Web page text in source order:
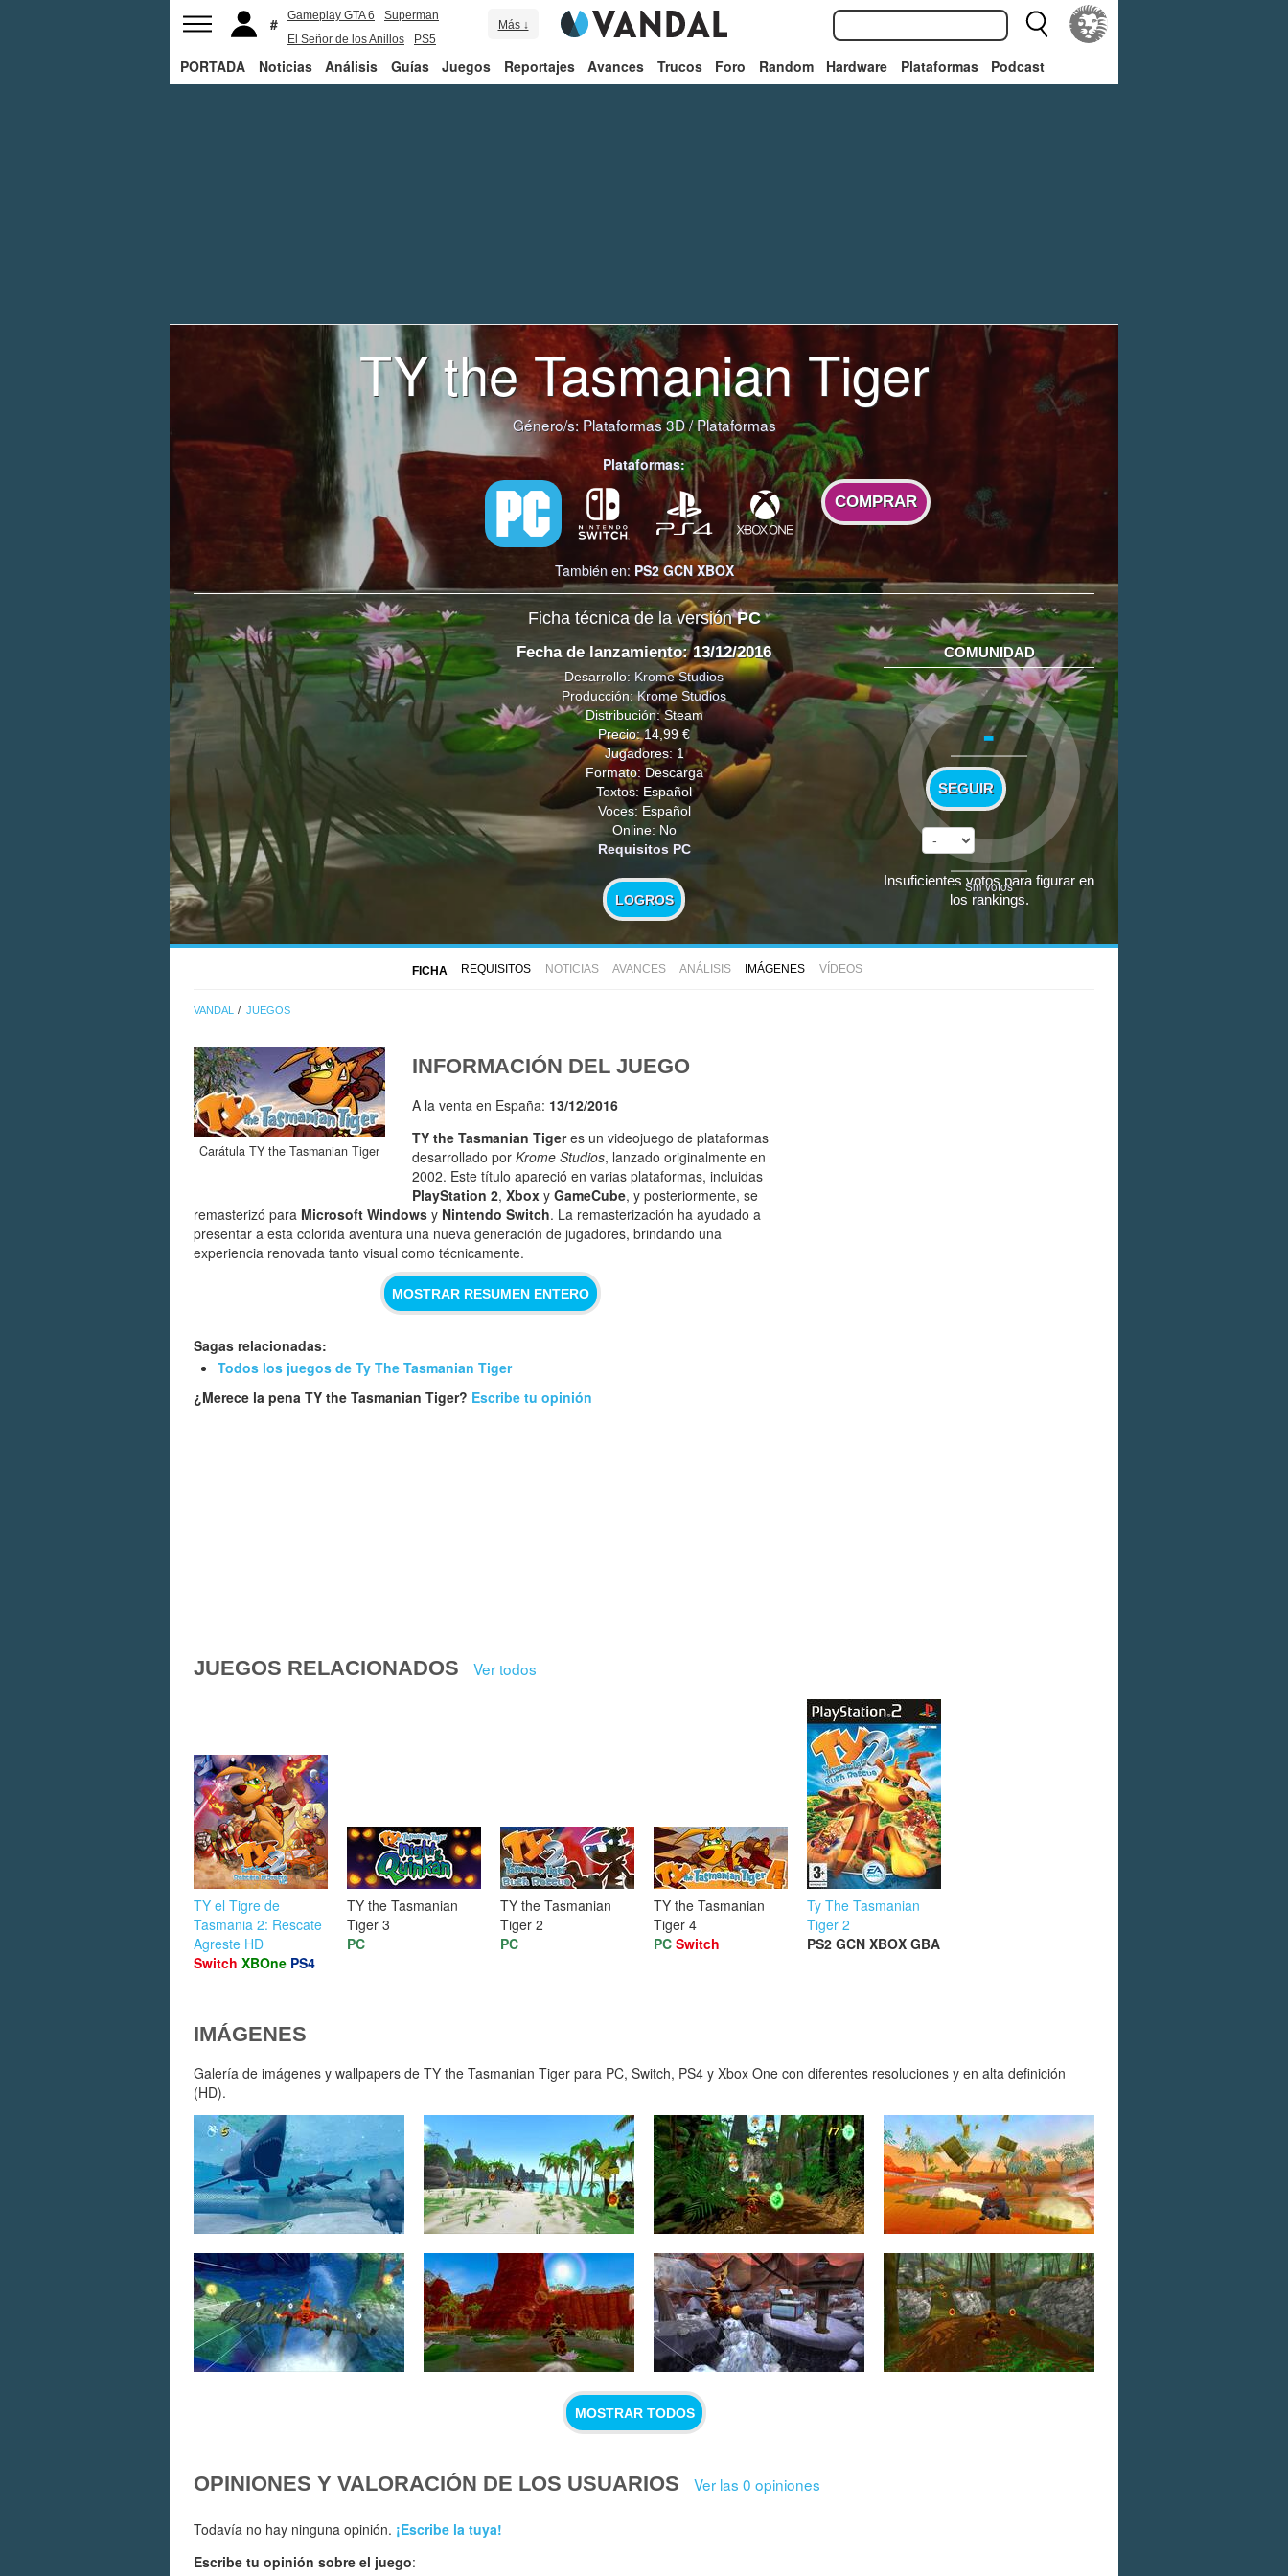
Gameplay GTA 6
Superman
El Señor de los Anillos
PS5
Más ↓
PORTADA Noticias Análisis Guías Juegos Reportajes Avances Trucos Foro Random Hardware Plataformas Podcast
TY the Tasmanian Tiger
Género/s:Plataformas 3D/Plataformas
Plataformas:
COMPRAR
También en: PS2 GCN XBOX
Ficha técnica de la versiónPC
Fecha de lanzamiento: 13/12/2016
Desarrollo: Krome Studios
Producción:Krome Studios
Distribución: Steam
Precio: 14,99 €
Jugadores: 1
Formato: Descarga
Textos: Español
Voces: Español
Online: No
Requisitos PC
LOGROS
COMUNIDAD
-
SEGUIR
Sin votos
Insuficientes votos para figurar en
los rankings.
FICHA REQUISITOS NOTICIAS AVANCES ANÁLISIS IMÁGENES VÍDEOS
VANDAL JUEGOS
Carátula TY the Tasmanian Tiger
INFORMACIÓN DEL JUEGO
A la venta en España: 13/12/2016
TY the Tasmanian Tigeres un videojuego de plataformas
desarrollado por Krome Studios, lanzado originalmente en
2002. Este título apareció en varias plataformas, incluidas
PlayStation 2, Xbox y GameCube, y posteriormente, se
remasterizó para Microsoft Windows y Nintendo Switch. La remasterización ha ayudado a
presentar a esta colorida aventura una nueva generación de jugadores, brindando una
experiencia renovada tanto visual como técnicamente.
MOSTRAR RESUMEN ENTERO
Sagas relacionadas:
Todos los juegos de Ty The Tasmanian Tiger
¿Merece la pena TY the Tasmanian Tiger? Escribe tu opinión
JUEGOS RELACIONADOS Ver todos
TY el Tigre de
Tasmania 2: Rescate
Agreste HD
Switch XBOne PS4
TY the Tasmanian
Tiger 3
PC
TY the Tasmanian
Tiger 2
PC
TY the Tasmanian
Tiger 4
PC Switch
Ty The Tasmanian
Tiger 2
PS2 GCN XBOX GBA
IMÁGENES
Galería de imágenes y wallpapers de TY the Tasmanian Tiger para PC, Switch, PS4 y Xbox One con diferentes resoluciones y en alta definición
(HD).
MOSTRAR TODOS
OPINIONES Y VALORACIÓN DE LOS USUARIOS Ver las 0 opiniones
Todavía no hay ninguna opinión. ¡Escribe la tuya!
Escribe tu opinión sobre el juego: